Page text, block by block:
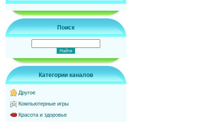
Поиск
Категории каналов
Другое
Компьютерные игры
Красота и здоровье